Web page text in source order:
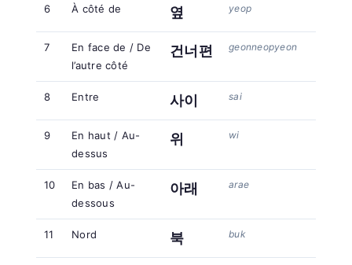
6 À côté de 옆 yeop
7
En face de / De
l’autre côté
건너편 geonneopyeon
8 Entre 사이 sai
9
En haut / Au-
dessus
위 wi
10
En bas / Au-
dessous
아래 arae
11 Nord 북 buk